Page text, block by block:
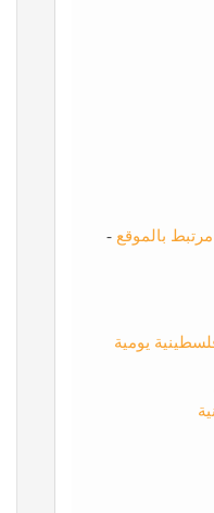
مرتبط بالموقع -
يومية